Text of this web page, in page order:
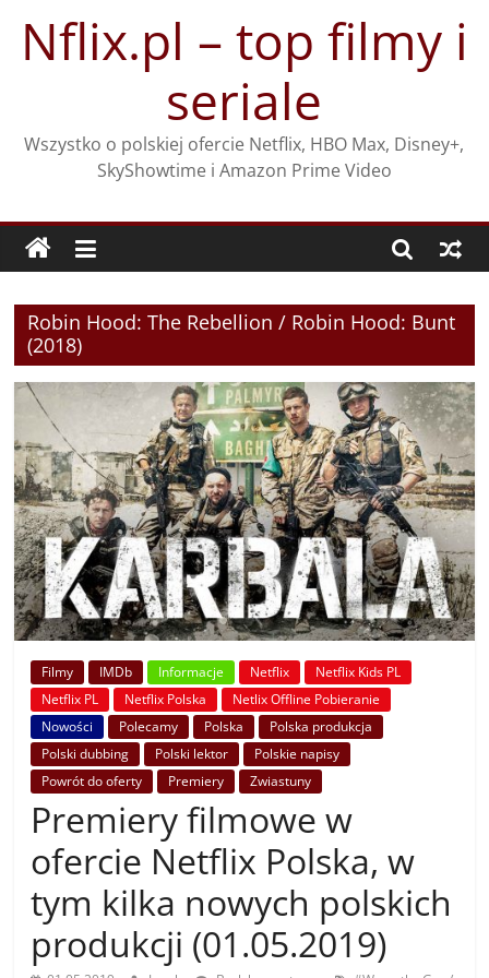
treściNflix.pl – top filmy i
seriale
Wszystko o polskiej ofercie Netflix, HBO Max, Disney+,
SkyShowtime i Amazon Prime Video
Robin Hood: The Rebellion / Robin Hood: Bunt
(2018)
Filmy IMDb Informacje Netflix
Netflix Kids PL
Netflix PL
Netflix Polska
Netlix Offline Pobieranie
Nowości
Polecamy Polska
Polska produkcja
Polski dubbing
Polski lektor
Polskie napisy
Powrót do oferty
Premiery Zwiastuny
Premiery filmowe w
ofercie Netflix Polska, w
tym kilka nowych polskich
produkcji (01.05.2019)